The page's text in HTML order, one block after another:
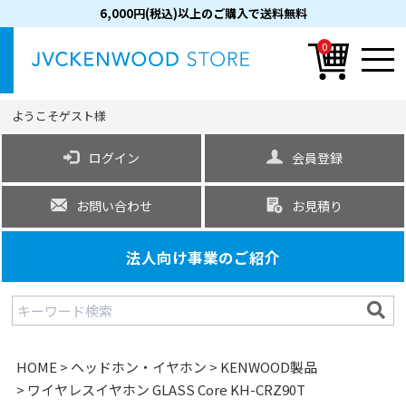
6,000円(税込)以上のご購入で送料無料
0
ようこそゲスト様
ログイン 会員登録
お問い合わせ お見積り
法人向け事業のご紹介
HOME ヘッドホン・イヤホン
KENWOOD製品
ワイヤレスイヤホン GLASS Core KH-CRZ90T